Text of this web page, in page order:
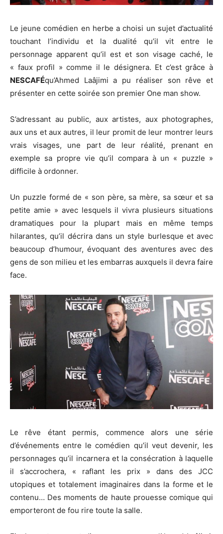
Le jeune comédien en herbe a choisi un sujet d’actualité
touchant l’individu et la dualité qu’il vit entre le
personnage apparent qu’il est et son visage caché, le
« faux profil » comme il le désignera. Et c’est grâce à
NESCAFÉqu’Ahmed Laâjimi a pu réaliser son rêve et
présenter en cette soirée son premier One man show.
S’adressant au public, aux artistes, aux photographes,
aux uns et aux autres, il leur promit de leur montrer leurs
vrais visages, une part de leur réalité, prenant en
exemple sa propre vie qu’il compara à un « puzzle »
difficile à ordonner.
Un puzzle formé de « son père, sa mère, sa sœur et sa
petite amie » avec lesquels il vivra plusieurs situations
dramatiques pour la plupart mais en même temps
hilarantes, qu’il décrira dans un style burlesque et avec
beaucoup d’humour, évoquant des aventures avec des
gens de son milieu et les embarras auxquels il devra faire
face.
Le rêve étant permis, commence alors une série
d’événements entre le comédien qu’il veut devenir, les
personnages qu’il incarnera et la consécration à laquelle
il s’accrochera, « raflant les prix » dans des JCC
utopiques et totalement imaginaires dans la forme et le
contenu… Des moments de haute prouesse comique qui
emporteront de fou rire toute la salle.